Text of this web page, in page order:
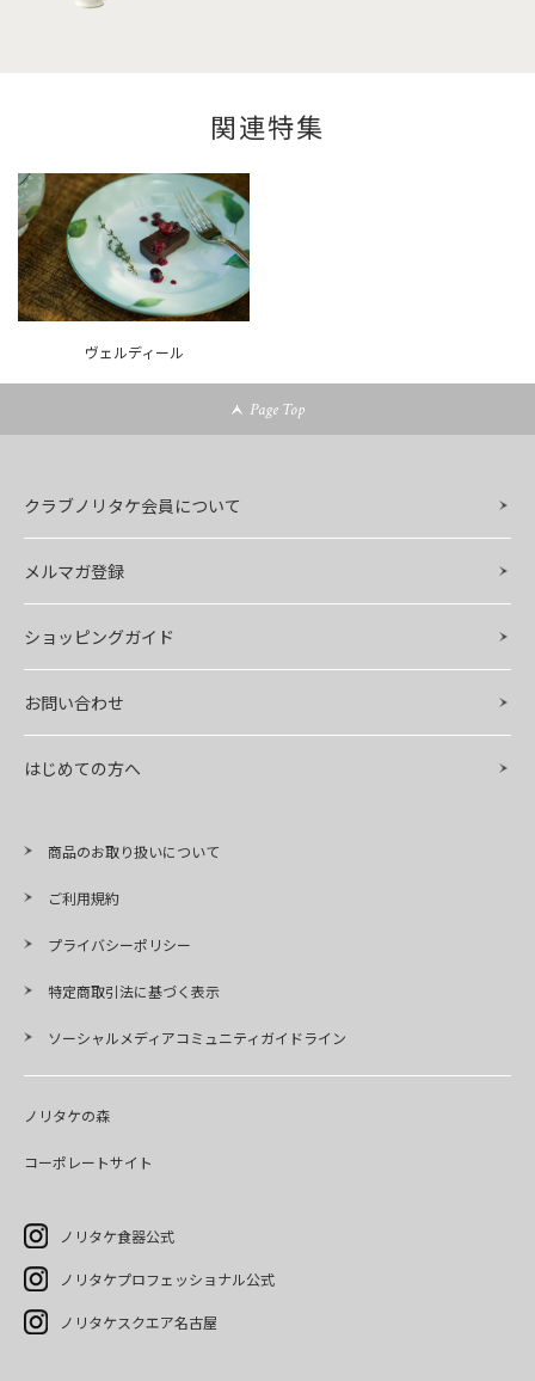
関連特集
ヴェルディール
Page Top
クラブノリタケ会員について
メルマガ登録
ショッピングガイド
お問い合わせ
はじめての方へ
商品のお取り扱いについて
ご利用規約
プライバシーポリシー
特定商取引法に基づく表示
ソーシャルメディアコミュニティガイドライン
ノリタケの森
コーポレートサイト
ノリタケ食器公式
ノリタケプロフェッショナル公式
ノリタケスクエア名古屋